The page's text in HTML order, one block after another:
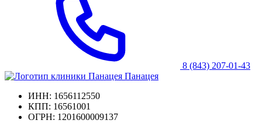
8 (843) 207-01-43
Панацея
ИНН: 1656112550
КПП: 16561001
ОГРН: 1201600009137